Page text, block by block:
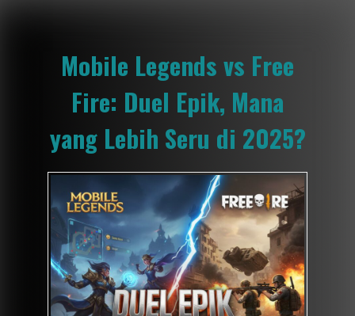
Mobile Legends vs Free
Fire: Duel Epik, Mana
yang Lebih Seru di 2025?